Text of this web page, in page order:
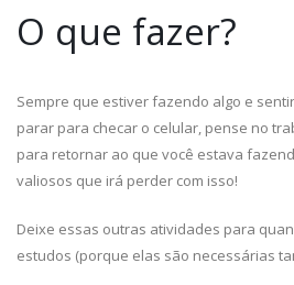
O que fazer?
Sempre que estiver fazendo algo e
parar para checar o celular, pense no
para retornar ao que você estava
valiosos que irá perder com isso!
Deixe essas outras atividades para
estudos (porque elas são necessárias